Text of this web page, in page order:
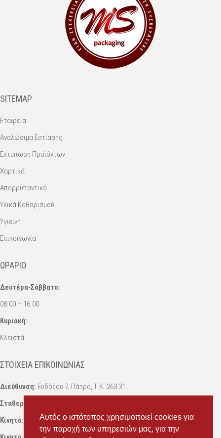
Αυτός ο ιστότοπος χρησιμοποιεί cookies για
την παροχή των υπηρεσιών μας, για την
SITEMAP
Εταιρεία
Αναλώσιμα Εστίασης
Εκτύπωση Προϊόντων
Χαρτικά
Απορρυπαντικά
Υλικά Καθαρισμού
Υγιεινή
Επικοινωνία
ΩΡΆΡΙΟ
Δευτέρα-Σάββατο:
08.00 – 16.00
Κυριακή:
Κλειστά
ΣΤΟΙΧΕΊΑ ΕΠΙΚΟΙΝΩΝΊΑΣ
Διεύθυνση: Ευδόξου 7, Πάτρα, Τ.Κ. 263 31
Σταθερό:
Κινητό:
69434 75072 , Σαλπόγλου Μαρία